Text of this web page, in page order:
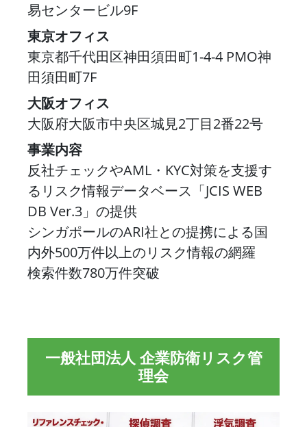
易センタービル9F
東京オフィス
東京都千代田区神田須田町1-4-4 PMO神
田須田町7F
大阪オフィス
大阪府大阪市中央区城見2丁目2番22号
事業内容
反社チェックやAML・KYC対策を支援す
るリスク情報データベース「JCIS WEB
DB Ver.3」の提供
シンガポールのARI社との提携による国
内外500万件以上のリスク情報の網羅
検索件数780万件突破
一般社団法人 企業防衛リスク管
理会